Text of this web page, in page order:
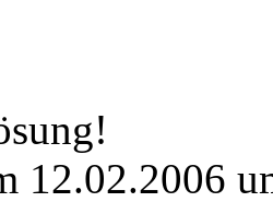
12.02.2006